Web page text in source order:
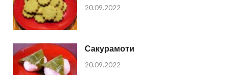
20.09.2022
Сакурамоти
20.09.2022